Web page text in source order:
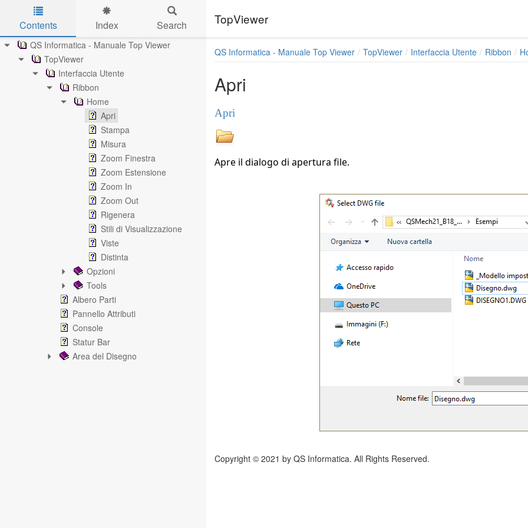
Skip to main content
TopViewer
Contents Index Search
QS Informatica - Manuale Top Viewer
TopViewer
Interfaccia Utente
Ribbon
Home
Apri
Stampa
Misura
Zoom Finestra
Zoom Estensione
Zoom In
Zoom Out
Rigenera
Stili di Visualizzazione
Viste
Distinta
Opzioni
Tools
Albero Parti
Pannello Attributi
Console
Statur Bar
Area del Disegno
QS Informatica - Manuale Top Viewer TopViewer Interfaccia Utente Ribbon
Apri
Apri
Apre il dialogo di apertura file.
Copyright © 2021 by QS Informatica. All Rights Reserved.